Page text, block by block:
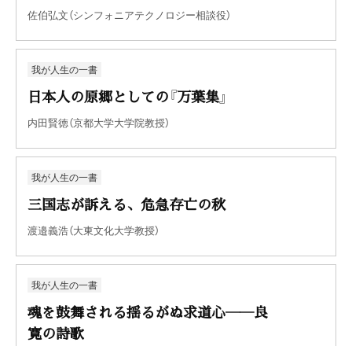
佐伯弘文（シンフォニアテクノロジー相談役）
我が人生の一書
日本人の原郷としての『万葉集』
内田賢徳（京都大学大学院教授）
我が人生の一書
三国志が訴える、危急存亡の秋
渡邉義浩（大東文化大学教授）
我が人生の一書
魂を鼓舞される揺るがぬ求道心――良
寛の詩歌